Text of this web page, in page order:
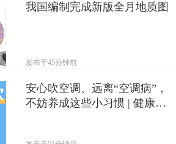
我国编制完成新版全月地质图
发布于45分钟前
安心吹空调、远离“空调病”，
不妨养成这些小习惯 | 健康习